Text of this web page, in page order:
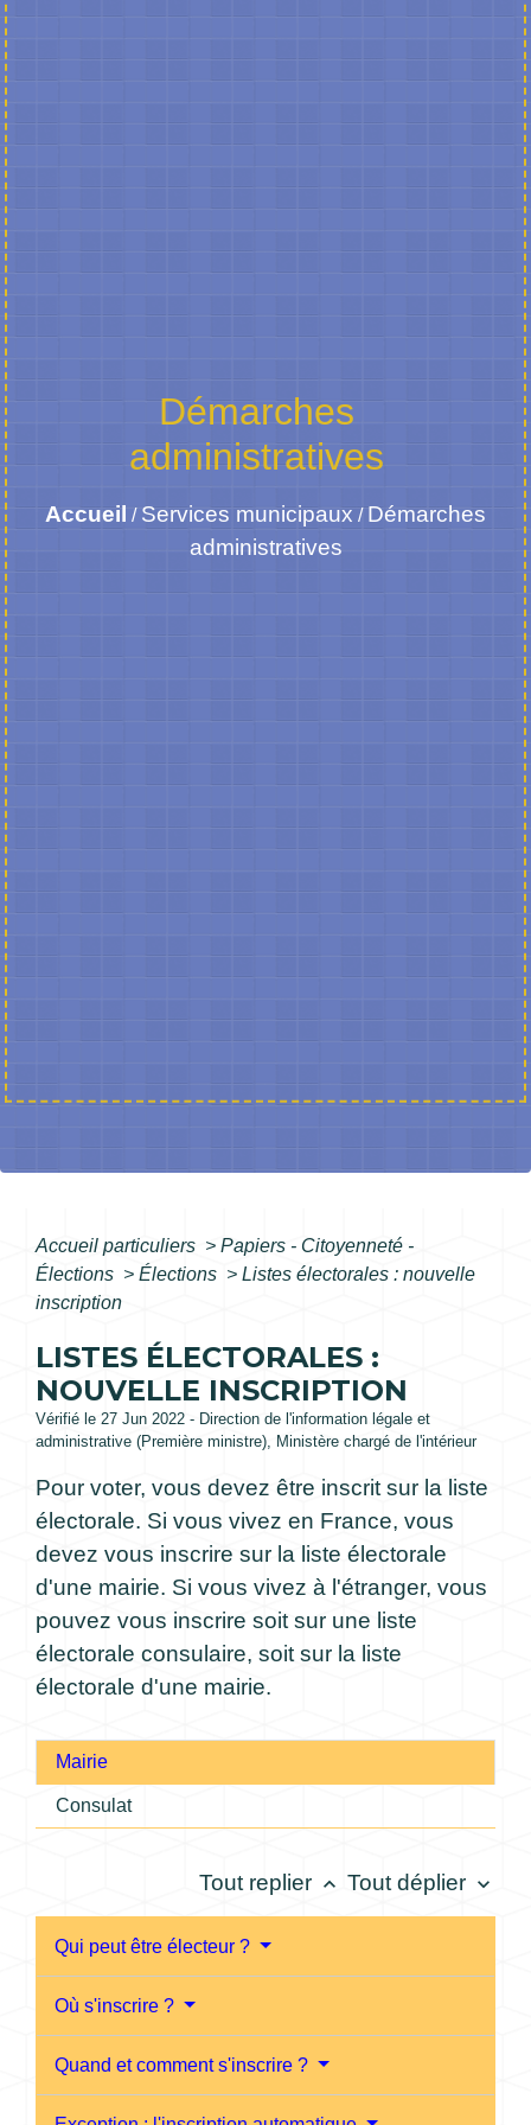
Démarches
administratives
Accueil / Services municipaux / Démarches
administratives
Accueil particuliers > Papiers - Citoyenneté -
Élections > Élections > Listes électorales : nouvelle
inscription
LISTES ÉLECTORALES :
NOUVELLE INSCRIPTION
Vérifié le 27 Jun 2022 - Direction de l'information légale et
administrative (Première ministre), Ministère chargé de l'intérieur
Pour voter, vous devez être inscrit sur la liste
électorale. Si vous vivez en France, vous
devez vous inscrire sur la liste électorale
d'une mairie. Si vous vivez à l'étranger, vous
pouvez vous inscrire soit sur une liste
électorale consulaire, soit sur la liste
électorale d'une mairie.
Mairie
Consulat
Tout replier keyboard_arrow_up Tout déplier keyboard_arrow_down
Qui peut être électeur ?
Où s'inscrire ?
Quand et comment s'inscrire ?